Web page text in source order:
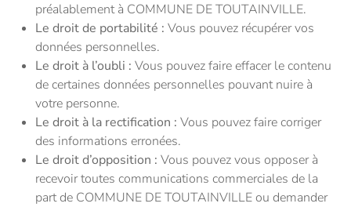
préalablement à COMMUNE DE TOUTAINVILLE.
Le droit de portabilité : Vous pouvez récupérer vos
données personnelles.
Le droit à l’oubli : Vous pouvez faire effacer le contenu
de certaines données personnelles pouvant nuire à
votre personne.
Le droit à la rectification : Vous pouvez faire corriger
des informations erronées.
Le droit d’opposition : Vous pouvez vous opposer à
recevoir toutes communications commerciales de la
part de COMMUNE DE TOUTAINVILLE ou demander